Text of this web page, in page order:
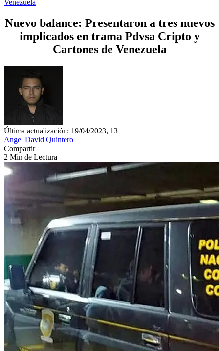
Venezuela
Nuevo balance: Presentaron a tres nuevos
implicados en trama Pdvsa Cripto y
Cartones de Venezuela
Última actualización: 19/04/2023, 13
Angel David Quintero
Compartir
2 Min de Lectura